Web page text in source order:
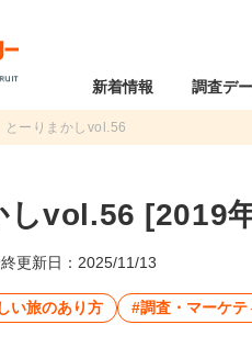
新着情報 調査デ
とーりまかしvol.56
しvol.56 [2019
更新日：2025/11/13
い旅のあり方 #調査・マーケテ